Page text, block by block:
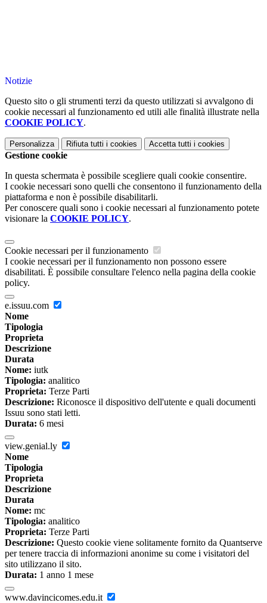
Notizie
Questo sito o gli strumenti terzi da questo utilizzati si avvalgono di
cookie necessari al funzionamento ed utili alle finalità illustrate nella
COOKIE POLICY.
Personalizza Rifiuta tutti i cookies Accetta tutti i cookies
Gestione cookie
In questa schermata è possibile scegliere quali cookie consentire.
I cookie necessari sono quelli che consentono il funzionamento della
piattaforma e non è possibile disabilitarli.
Per conoscere quali sono i cookie necessari al funzionamento potete
visionare la COOKIE POLICY.
Cookie necessari per il funzionamento
I cookie necessari per il funzionamento non possono essere
disabilitati. È possibile consultare l'elenco nella pagina della cookie
policy.
e.issuu.com
Nome
Tipologia
Proprieta
Descrizione
Durata
Nome: iutk
Tipologia: analitico
Proprieta: Terze Parti
Descrizione: Riconosce il dispositivo dell'utente e quali documenti
Issuu sono stati letti.
Durata: 6 mesi
view.genial.ly
Nome
Tipologia
Proprieta
Descrizione
Durata
Nome: mc
Tipologia: analitico
Proprieta: Terze Parti
Descrizione: Questo cookie viene solitamente fornito da Quantserve
per tenere traccia di informazioni anonime su come i visitatori del
sito utilizzano il sito.
Durata: 1 anno 1 mese
www.davincicomes.edu.it